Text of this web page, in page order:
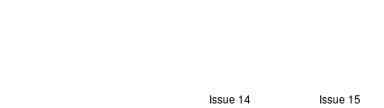
Issue 14 Issue 15